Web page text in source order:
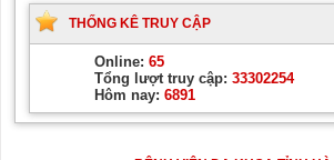
THỐNG KÊ TRUY CẬP
Online: 65
Tổng lượt truy cập: 33302254
Hôm nay: 6891